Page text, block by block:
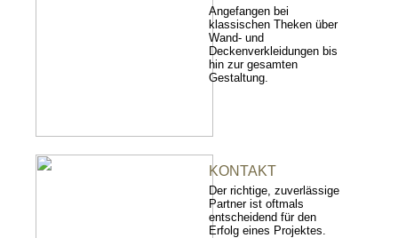
Angefangen bei
klassischen Theken über
Wand- und
Deckenverkleidungen bis
hin zur gesamten
Gestaltung.
KONTAKT
Der richtige, zuverlässige
Partner ist oftmals
entscheidend für den
Erfolg eines Projektes.